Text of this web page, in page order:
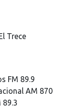
Trece
FM 89.9
AM 870
89.3